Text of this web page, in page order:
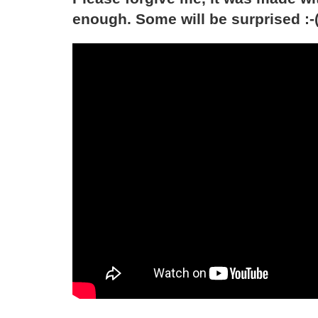
enough. Some will be surprised :-